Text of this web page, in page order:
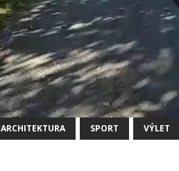
ARCHITEKTURA SPORT VÝLET